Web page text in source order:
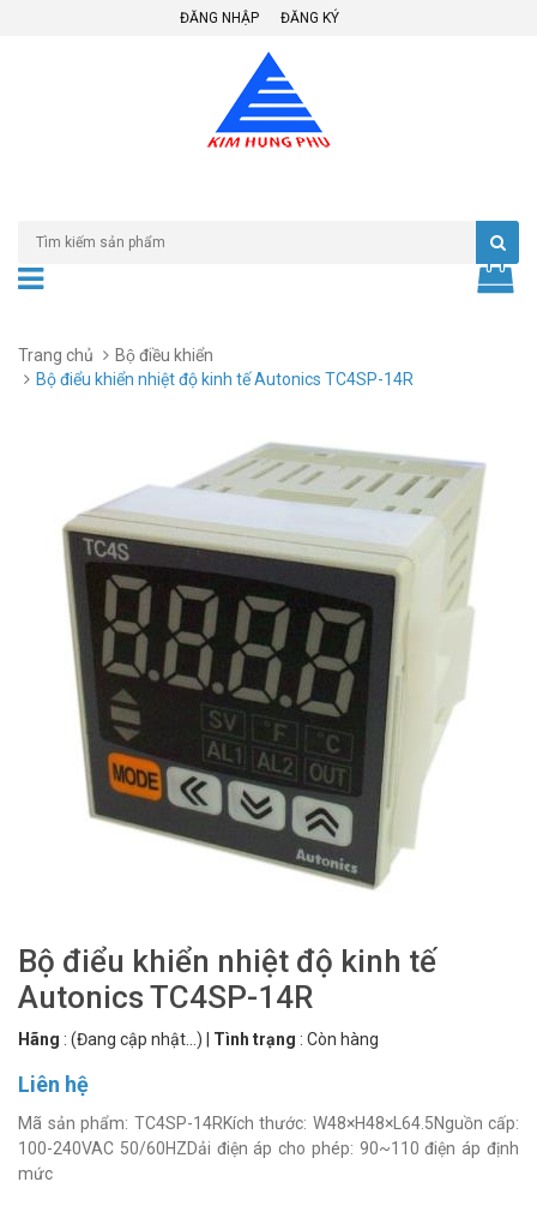
ĐĂNG NHẬP ĐĂNG KÝ
Trang chủ
Bộ điều khiển
Bộ điểu khiển nhiệt độ kinh tế Autonics TC4SP-14R
Bộ điểu khiển nhiệt độ kinh tế
Autonics TC4SP-14R
Hãng : (Đang cập nhật...) Tình trạng : Còn hàng
Liên hệ
Mã sản phẩm: TC4SP-14RKích thước: W48×H48×L64.5Nguồn cấp:
100-240VAC 50/60HZDải điện áp cho phép: 90~110 điện áp định
mức